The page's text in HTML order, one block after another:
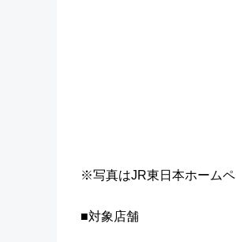
※写真はJR東日本ホームペ
■対象店舗